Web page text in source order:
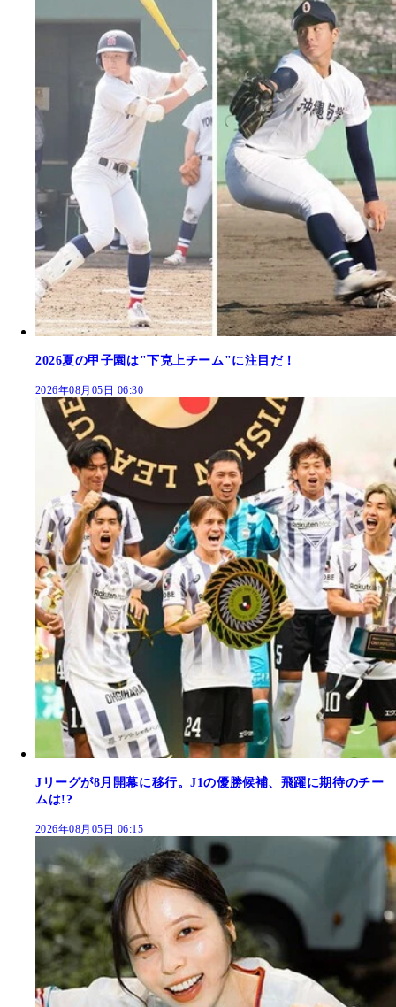
2026夏の甲子園は"下克上チーム"に注目だ！
2026年08月05日 06:30
Jリーグが8月開幕に移行。J1の優勝候補、飛躍に期待のチー
ムは!?
2026年08月05日 06:15